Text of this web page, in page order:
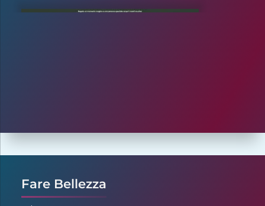
Fare Bellezza